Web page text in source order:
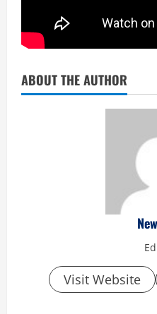
ABOUT THE AUTHOR
Visit Website